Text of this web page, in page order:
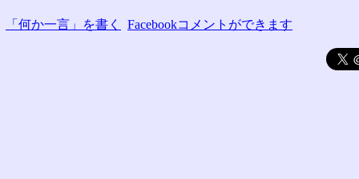
「何か一言」を書く Facebookコメントができます